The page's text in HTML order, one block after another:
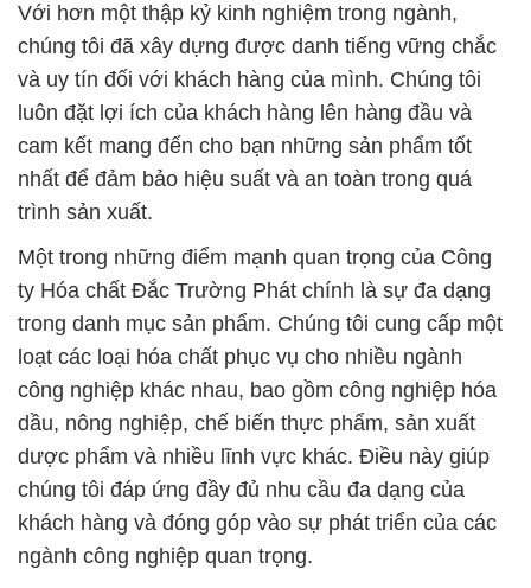
Với hơn một thập kỷ kinh nghiệm trong ngành,
chúng tôi đã xây dựng được danh tiếng vững chắc
và uy tín đối với khách hàng của mình. Chúng tôi
luôn đặt lợi ích của khách hàng lên hàng đầu và
cam kết mang đến cho bạn những sản phẩm tốt
nhất để đảm bảo hiệu suất và an toàn trong quá
trình sản xuất.
Một trong những điểm mạnh quan trọng của Công
ty Hóa chất Đắc Trường Phát chính là sự đa dạng
trong danh mục sản phẩm. Chúng tôi cung cấp một
loạt các loại hóa chất phục vụ cho nhiều ngành
công nghiệp khác nhau, bao gồm công nghiệp hóa
dầu, nông nghiệp, chế biến thực phẩm, sản xuất
dược phẩm và nhiều lĩnh vực khác. Điều này giúp
chúng tôi đáp ứng đầy đủ nhu cầu đa dạng của
khách hàng và đóng góp vào sự phát triển của các
ngành công nghiệp quan trọng.